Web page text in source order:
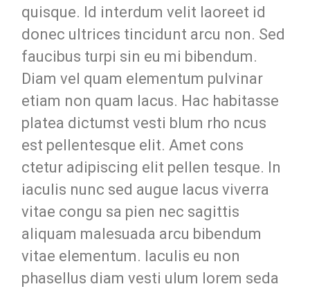
quisque. Id interdum velit laoreet id
donec ultrices tincidunt arcu non. Sed
faucibus turpi sin eu mi bibendum.
Diam vel quam elementum pulvinar
etiam non quam lacus. Hac habitasse
platea dictumst vesti blum rho ncus
est pellentesque elit. Amet cons
ctetur adipiscing elit pellen tesque. In
iaculis nunc sed augue lacus viverra
vitae congu sa pien nec sagittis
aliquam malesuada arcu bibendum
vitae elementum. Iaculis eu non
phasellus diam vesti ulum lorem seda